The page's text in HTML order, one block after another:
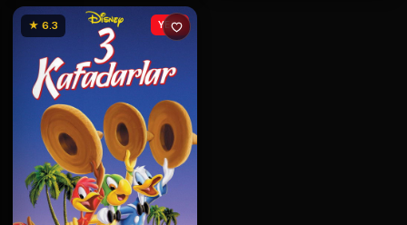
★ 6.3 YENİ